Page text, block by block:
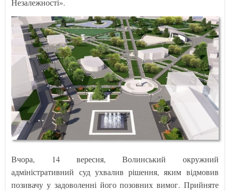
Незалежності».
Вчора, 14 вересня, Волинський окружний
адміністративний суд ухвалив рішення, яким відмовив
позивачу у задоволенні його позовних вимог. Прийняте